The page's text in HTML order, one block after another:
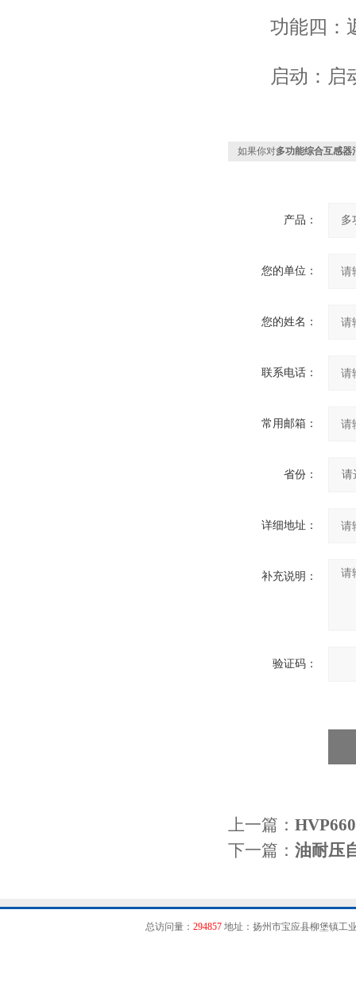
功能四：
启动：启
如果你对多功能综合互感器
产品：
您的单位：
您的姓名：
联系电话：
常用邮箱：
省份：
详细地址：
补充说明：
验证码：
上一篇：
下一篇： 油耐压
总访问量： 294857地址：扬州市宝应县柳堡镇工